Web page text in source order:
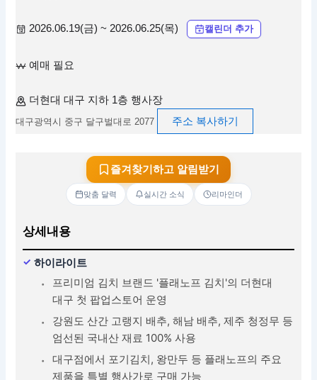
2026.06.19(금) ~ 2026.06.25(목) 캘린더 추가
예매 필요
더현대 대구 지하 1층 행사장
대구광역시 중구 달구벌대로 2077 주소 복사하기
즐겨찾기하고 알림받기
맞춤 달력 실시간 소식 리마인더
상세내용
하이라이트
프리미엄 김치 브랜드 '플래노프 김치'의 더현대
대구 첫 팝업스토어 운영
강원도 산간 고랭지 배추, 해남 배추, 제주 청정무 등
엄선된 국내산 재료 100% 사용
대구점에서 포기김치, 왕만두 등 플래노프의 주요
제품을 특별 행사가로 구매 가능